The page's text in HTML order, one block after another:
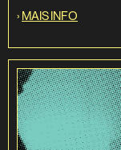
› MAIS INFO